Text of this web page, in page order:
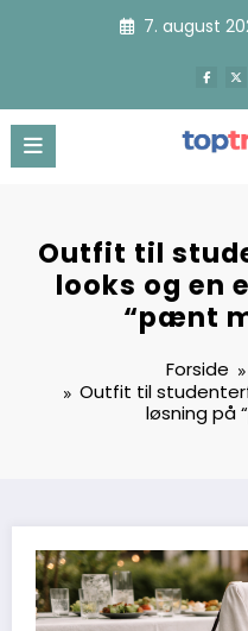
7. august
Outfit til
looks og en
“pænt
Forside
Outfit til
løsning på